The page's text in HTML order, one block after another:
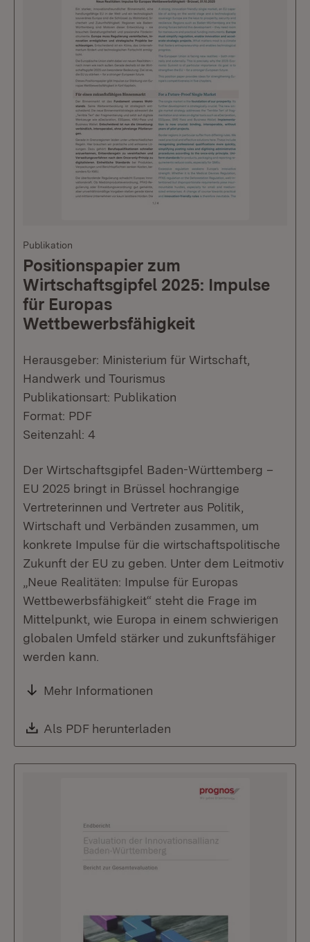
Publikation
Positionspapier zum
Wirtschaftsgipfel 2025: Impulse
für Europas
Wettbewerbsfähigkeit
Herausgeber: Ministerium für Wirtschaft,
Handwerk und Tourismus
Publikationsart: Publikation
Format: PDF
Seitenzahl: 4
Der Wirtschaftsgipfel Baden-Württemberg –
EU 2025 bringt in Brüssel hochrangige
Vertreterinnen und Vertreter aus Politik,
Wirtschaft und Verbänden zusammen, um
konkrete Impulse für die wirtschaftspolitische
Zukunft der EU zu geben. Unter dem Leitmotiv
„Neue Realitäten: Impulse für Europas
Wettbewerbsfähigkeit“ steht die Frage im
Mittelpunkt, wie Europa in einem schwierigen
globalen Umfeld stärker und zukunftsfähiger
werden kann.
Mehr Informationen
Download:
Als PDF herunterladen